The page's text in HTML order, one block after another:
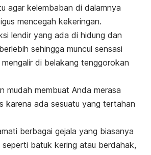
agar kelembaban di dalamnya
mencegah kekeringan.
lendir yang ada di hidung dan
sehingga muncul sensasi
di belakang tenggorokan
mudah membuat Anda merasa
karena ada sesuatu yang tertahan
berbagai gejala yang biasanya
seperti batuk kering atau berdahak,